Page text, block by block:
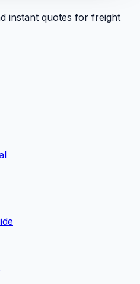
instant quotes for freight